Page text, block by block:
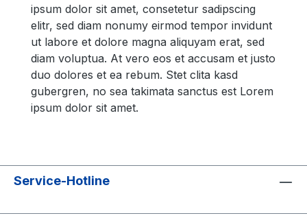
ipsum dolor sit amet, consetetur sadipscing
elitr, sed diam nonumy eirmod tempor invidunt
ut labore et dolore magna aliquyam erat, sed
diam voluptua. At vero eos et accusam et justo
duo dolores et ea rebum. Stet clita kasd
gubergren, no sea takimata sanctus est Lorem
ipsum dolor sit amet.
Service-Hotline